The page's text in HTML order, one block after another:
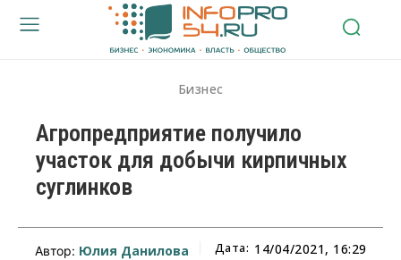
Бизнес
Агропредприятие получило
участок для добычи кирпичных
суглинков
Автор: Юлия Данилова Дата: 14/04/2021, 16:29